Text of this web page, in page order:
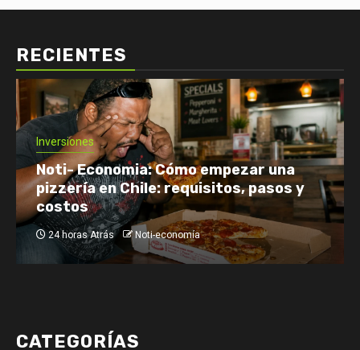
RECIENTES
una
pasos y
Economía: Noticias Emprendimiento y
Finanzas: Noticias y Consejos Inversiones
Netflix enfrenta el reto de
su audiencia
1 día Atrás Noti-economía
CATEGORÍAS